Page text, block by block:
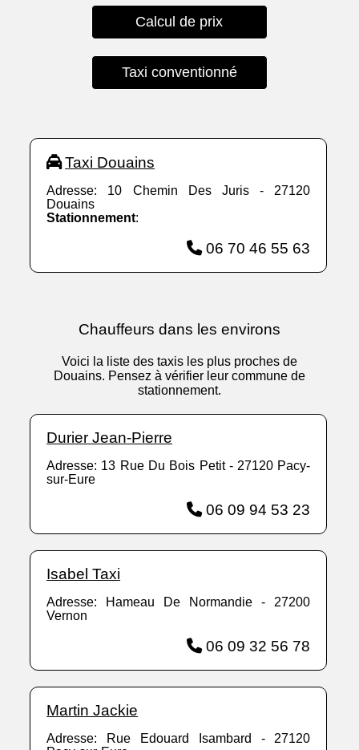
Calcul de prix
Taxi conventionné
Taxi Douains
Adresse: 10 Chemin Des Juris - 27120
Douains
Stationnement:
06 70 46 55 63
Chauffeurs dans les environs
Voici la liste des taxis les plus proches de
Douains. Pensez à vérifier leur commune de
stationnement.
Durier Jean-Pierre
Adresse: 13 Rue Du Bois Petit - 27120 Pacy-
sur-Eure
06 09 94 53 23
Isabel Taxi
Adresse: Hameau De Normandie - 27200
Vernon
06 09 32 56 78
Martin Jackie
Adresse: Rue Edouard Isambard - 27120